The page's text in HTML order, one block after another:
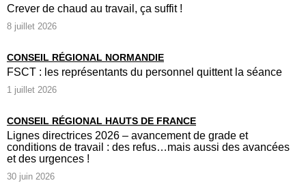
Crever de chaud au travail, ça suffit !
8 juillet 2026
CONSEIL RÉGIONAL NORMANDIE
FSCT : les représentants du personnel quittent la séance
1 juillet 2026
CONSEIL RÉGIONAL HAUTS DE FRANCE
Lignes directrices 2026 – avancement de grade et
conditions de travail : des refus…mais aussi des avancées
et des urgences !
30 juin 2026